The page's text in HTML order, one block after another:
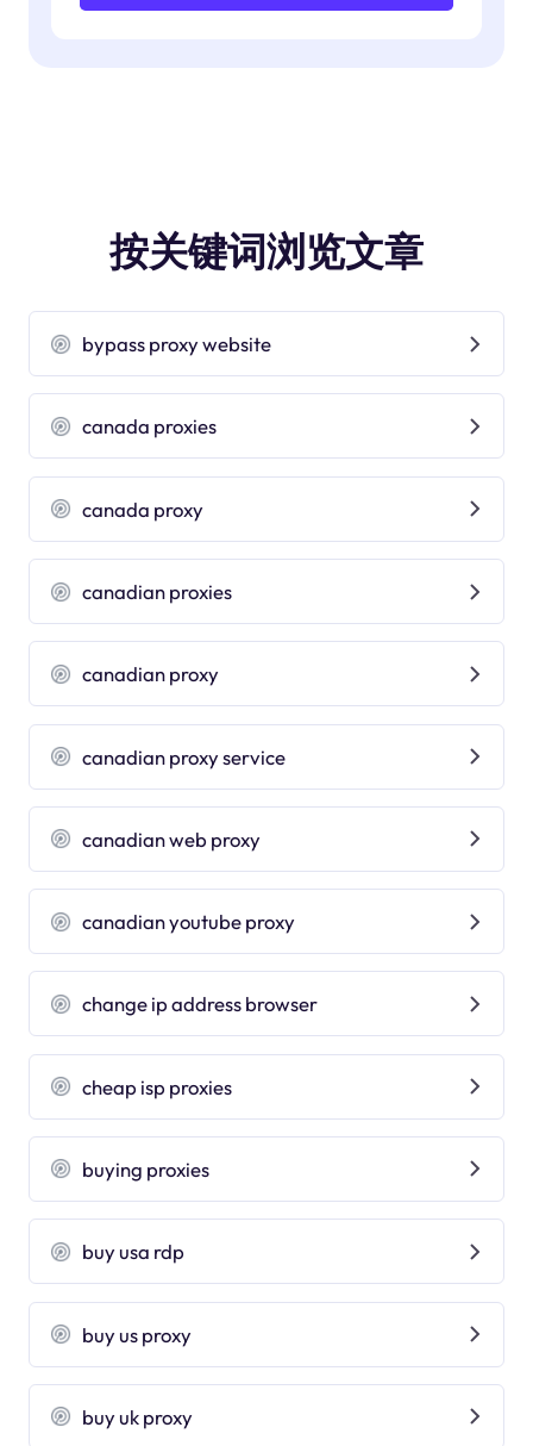
按关键词浏览文章
bypass proxy website
canada proxies
canada proxy
canadian proxies
canadian proxy
canadian proxy service
canadian web proxy
canadian youtube proxy
change ip address browser
cheap isp proxies
buying proxies
buy usa rdp
buy us proxy
buy uk proxy